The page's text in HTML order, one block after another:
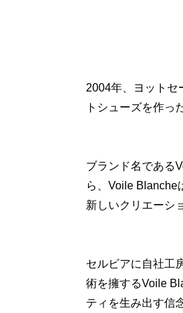
2004年、ヨットセ
トシューズを作っ
ブランド名である
ら、Voile Blanche
新しいクリエーシ
セルビアに自社工
術を擁するVoile
ティを生み出す信